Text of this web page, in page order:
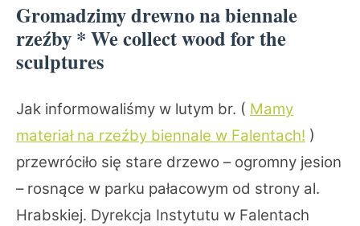
Gromadzimy drewno na biennale
rzeźby * We collect wood for the
sculptures
Jak informowaliśmy w lutym br. ( Mamy
materiał na rzeźby biennale w Falentach! )
przewróciło się stare drzewo – ogromny jesion
– rosnące w parku pałacowym od strony al.
Hrabskiej. Dyrekcja Instytutu w Falentach